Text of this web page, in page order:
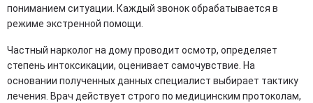
пониманием ситуации. Каждый звонок обрабатывается в
режиме экстренной помощи.
Частный нарколог на дому проводит осмотр, определяет
степень интоксикации, оценивает самочувствие. На
основании полученных данных специалист выбирает тактику
лечения. Врач действует строго по медицинским протоколам,